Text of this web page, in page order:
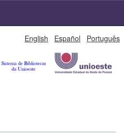
English Español Português